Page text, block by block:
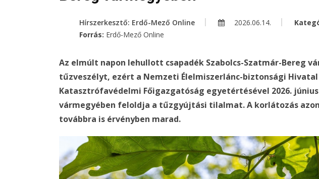
Hírszerkesztő: Erdő-Mező Online 2026.06.14.
Forrás: Erdő-Mező Online
Az elmúlt napon lehullott csapadék Szabolcs-Szatmár-Bereg
tűzveszélyt, ezért a Nemzeti Élelmiszerlánc-biztonsági Hivatal
Katasztrófavédelmi Főigazgatóság egyetértésével 2026.
vármegyében feloldja a tűzgyújtási tilalmat. A korlátozás
továbbra is érvényben marad.